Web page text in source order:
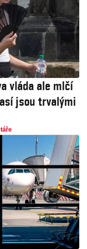
vláda ale mlčí
jsou trvalými